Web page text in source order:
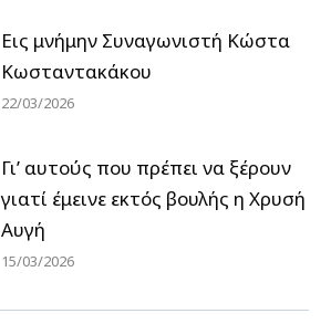
Εις μνήμην Συναγωνιστή Κώστα
Κωσταντακάκου
22/03/2026
Γι’ αυτούς που πρέπει να ξέρουν
γιατί έμεινε εκτός βουλής η Χρυσή
Αυγή
15/03/2026